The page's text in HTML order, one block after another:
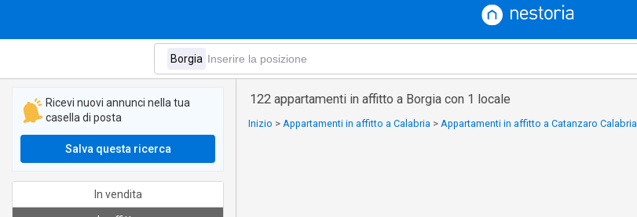
122 appartamenti in affitto a Borgia con 1 locale
Inizio > Appartamenti in affitto a Calabria > Appartamenti in affitto a Catanzaro Calabria
Ricevi nuovi annunci nella tua
casella di posta
Salva questa ricerca
In vendita